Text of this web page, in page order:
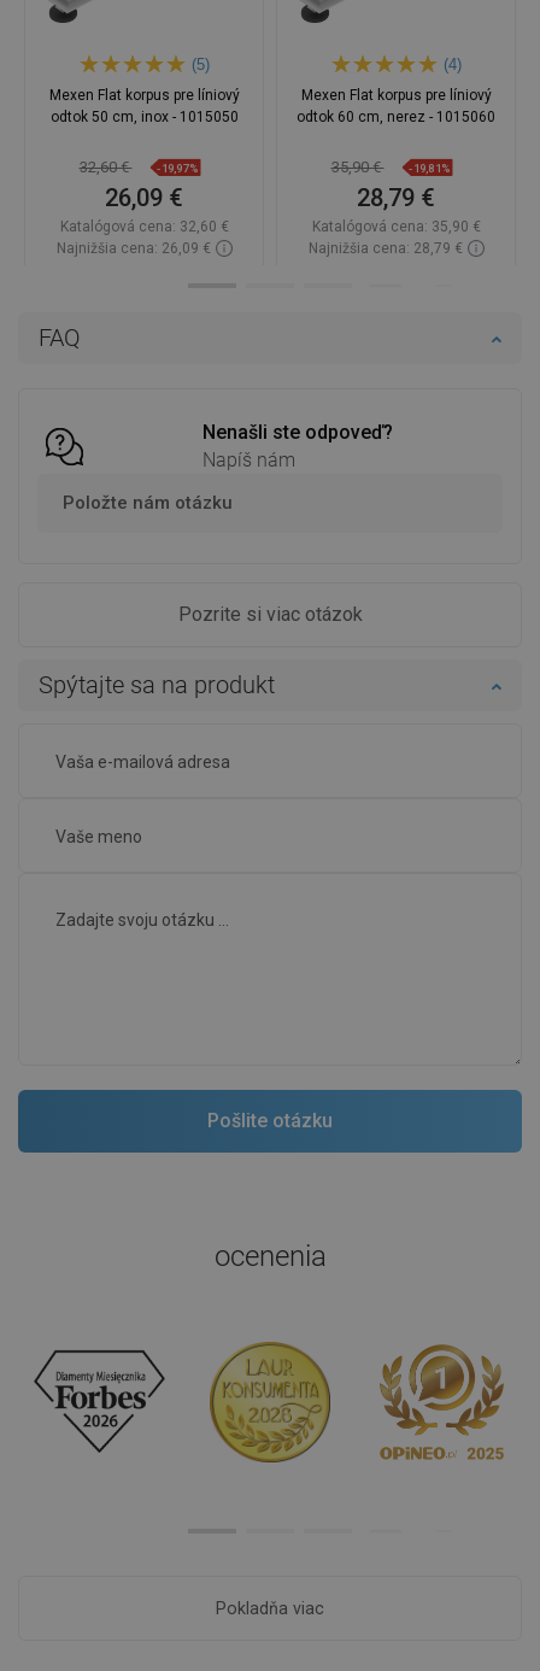
FAQ
Nenašli ste odpoveď?
Napíš nám
Položte nám otázku
Pozrite si viac otázok
Spýtajte sa na produkt
(5)
Mexen Flat korpus pre líniový
odtok 50 cm, inox - 1015050
32,60 € -19,97%
26,09 €
Katalógová cena: 32,60 €
Najnižšia cena: 26,09 €
(4)
Mexen Flat korpus pre líniový
odtok 60 cm, nerez - 1015060
35,90 € -19,81%
28,79 €
Katalógová cena: 35,90 €
Najnižšia cena: 28,79 €
ocenenia
Pokladňa viac